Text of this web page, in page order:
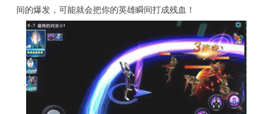
间的爆发，可能就会把你的英雄瞬间打成残血！